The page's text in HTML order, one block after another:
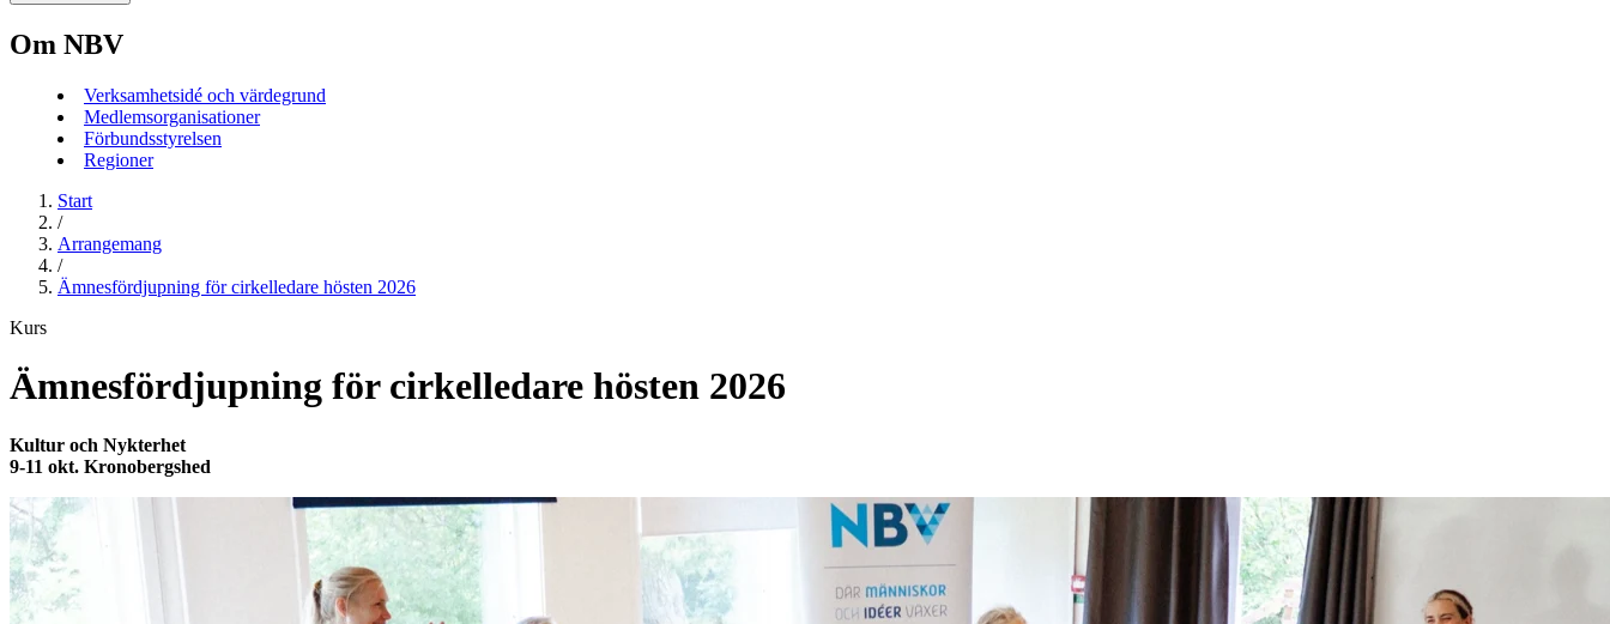
Om NBV
Verksamhetsidé och värdegrund
Medlemsorganisationer
Förbundsstyrelsen
Regioner
Start
/
Arrangemang
/
Ämnesfördjupning för cirkelledare hösten 2026
Kurs
Ämnesfördjupning för cirkelledare hösten 2026
Kultur och Nykterhet
9-11 okt. Kronobergshed